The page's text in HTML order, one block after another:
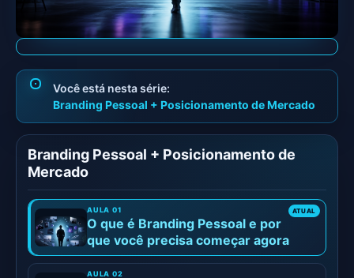
Branding Pessoal + Posicionamento de Mercado
Branding Pessoal + Posicionamento de
Mercado
O que é Branding Pessoal e por
que você precisa começar agora